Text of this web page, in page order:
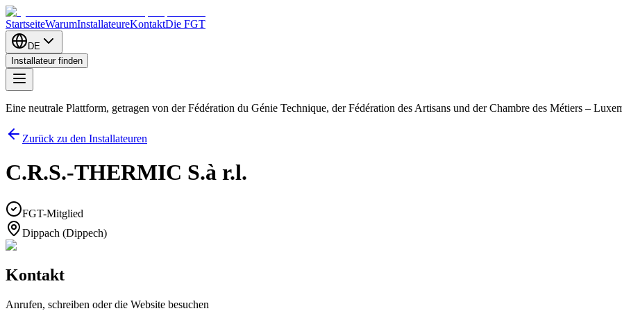
StartseiteWarumInstallateureKontaktDie FGT
DE
Installateur finden
Eine neutrale Plattform, getragen von der Fédération du Génie Technique, der Fédération des Artisans und der Chambre des Métiers –
Zurück zu den Installateuren
C.R.S.-THERMIC S.à r.l.
FGT-Mitglied
Dippach (Dippech)
Kontakt
Anrufen, schreiben oder die Website besuchen